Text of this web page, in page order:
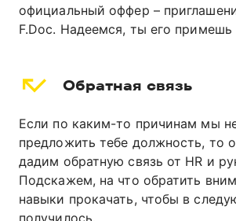
официальный оффер –
F.Doc. Надеемся, ты его примешь
Обратная связь
Если по каким-то причинам мы
предложить тебе должность, то
дадим обратную связь от HR и
Подскажем, на что обратить
навыки прокачать, чтобы в
получилось.